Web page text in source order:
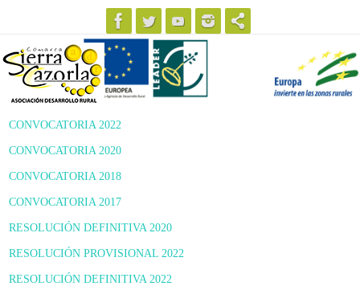
contenido
CONVOCATORIA 2022
CONVOCATORIA 2020
CONVOCATORIA 2018
CONVOCATORIA 2017
RESOLUCIÓN DEFINITIVA 2020
RESOLUCIÓN PROVISIONAL 2022
RESOLUCIÓN DEFINITIVA 2022